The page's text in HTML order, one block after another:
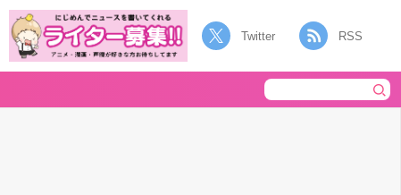
Twitter RSS